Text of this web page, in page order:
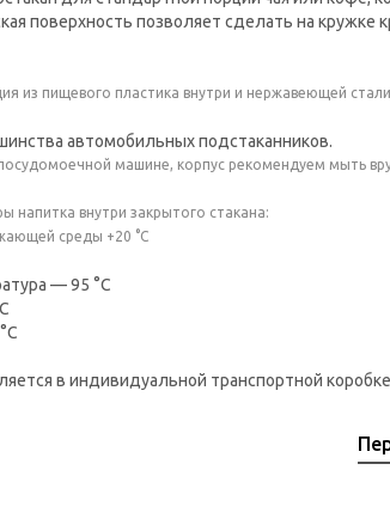
поверхность позволяет сделать на
из пищевого пластика внутри и нержавеющей
автомобильных подстаканников.
машине, корпус рекомендуем мыть
напитка внутри закрытого стакана:
среды +20 °С
— 95 °С
в индивидуальной транспортной